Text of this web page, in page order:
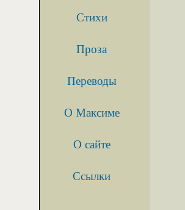
Стихи
Проза
Переводы
О Максиме
О сайте
Ссылки